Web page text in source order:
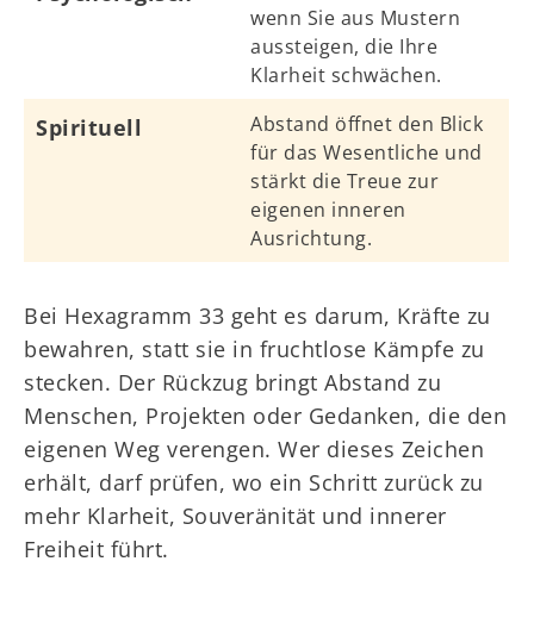
wenn Sie aus Mustern
aussteigen, die Ihre
Klarheit schwächen.
Spirituell
Abstand öffnet den Blick
für das Wesentliche und
stärkt die Treue zur
eigenen inneren
Ausrichtung.
Bei Hexagramm 33 geht es darum, Kräfte zu
bewahren, statt sie in fruchtlose Kämpfe zu
stecken. Der Rückzug bringt Abstand zu
Menschen, Projekten oder Gedanken, die den
eigenen Weg verengen. Wer dieses Zeichen
erhält, darf prüfen, wo ein Schritt zurück zu
mehr Klarheit, Souveränität und innerer
Freiheit führt.